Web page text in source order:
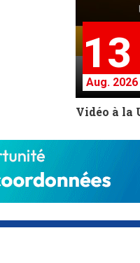
13
Aug. 2026
Vidéo à la